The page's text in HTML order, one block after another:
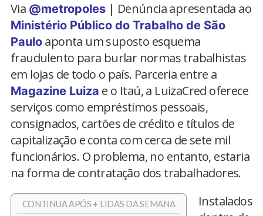
Via @metropoles| Denúncia apresentada ao
Ministério Público do Trabalho de São
Paulo aponta um suposto esquema
fraudulento para burlar normas trabalhistas
em lojas de todo o país. Parceria entre a
Magazine Luiza e o Itaú, a LuizaCred oferece
serviços como empréstimos pessoais,
consignados, cartões de crédito e títulos de
capitalização e conta com cerca de sete mil
funcionários. O problema, no entanto, estaria
na forma de contratação dos trabalhadores.
CONTINUA APÓS + LIDAS DA SEMANA
Instalados